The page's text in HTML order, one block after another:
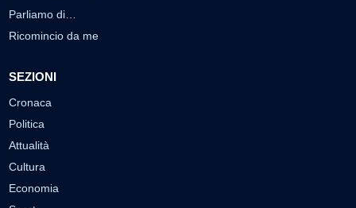
Parliamo di…
Ricomincio da me
SEZIONI
Cronaca
Politica
Attualità
Cultura
Economia